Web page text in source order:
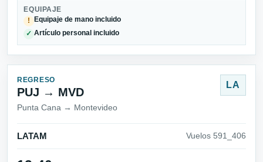
EQUIPAJE
!
Equipaje de mano incluido
✓ Artículo personal incluido
REGRESO
PUJ → MVD
Punta Cana → Montevideo
LA
LATAM Vuelos 591_406